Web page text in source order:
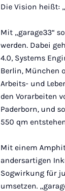
Die Vision heißt:
Mit „garage33“
werden. Dabei
4.0, Systems
Berlin, München
Arbeits- und
den Vorarbeiten
Paderborn, und
550 qm
Mit einem
andersartigen
Sogwirkung für
umsetzen.